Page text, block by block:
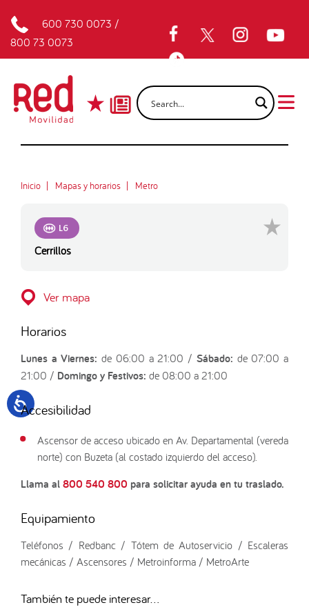
600 730 0073 /
800 73 0073
Inicio Mapas y horarios Metro
L6
Cerrillos
Ver mapa
Horarios
Lunes a Viernes: de 06:00 a 21:00 / Sábado: de 07:00 a
21:00 / Domingo y Festivos: de 08:00 a 21:00
Accesibilidad
Ascensor de acceso ubicado en Av. Departamental (vereda
norte) con Buzeta (al costado izquierdo del acceso).
Llama al800 540 800 para solicitar ayuda en tu traslado.
Equipamiento
Teléfonos / Redbanc / Tótem de Autoservicio / Escaleras
mecánicas / Ascensores / Metroinforma / MetroArte
También te puede interesar...